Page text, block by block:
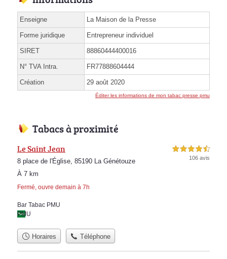
Enseigne La Maison de la Presse
Forme juridique Entrepreneur individuel
SIRET 88860444400016
N° TVA Intra. FR77888604444
Création 29 août 2020
Éditer les informations de mon tabac presse pmu
Tabacs à proximité
Le Saint Jean
8 place de l'Église, 85190 La Génétouze
À 7 km
Fermé, ouvre demain à 7h
4,5 étoiles sur 5
106 avis
Bar Tabac PMU
PMU
Horaires Téléphone